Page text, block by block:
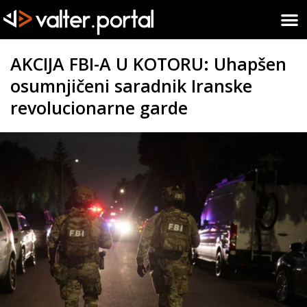
AKCIJA FBI-A U KOTORU: Uhapšen
osumnjičeni saradnik Iranske
revolucionarne garde